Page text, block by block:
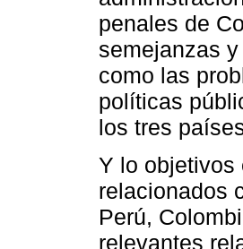
penales de
semejanzas
como las
políticas
los tres
Y lo objetivos
relacionados
Perú,
relevantes